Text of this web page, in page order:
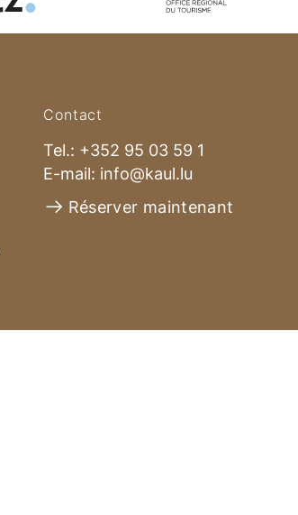
Contact
Tel.: +352 95 03 59 1
E-mail: info@kaul.lu
Réserver maintenant